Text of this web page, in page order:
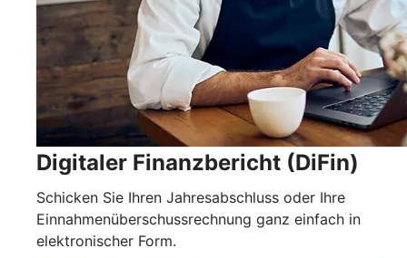
Digitaler Finanzbericht (DiFin)
Schicken Sie Ihren Jahresabschluss oder Ihre
Einnahmenüberschussrechnung ganz einfach in
elektronischer Form.